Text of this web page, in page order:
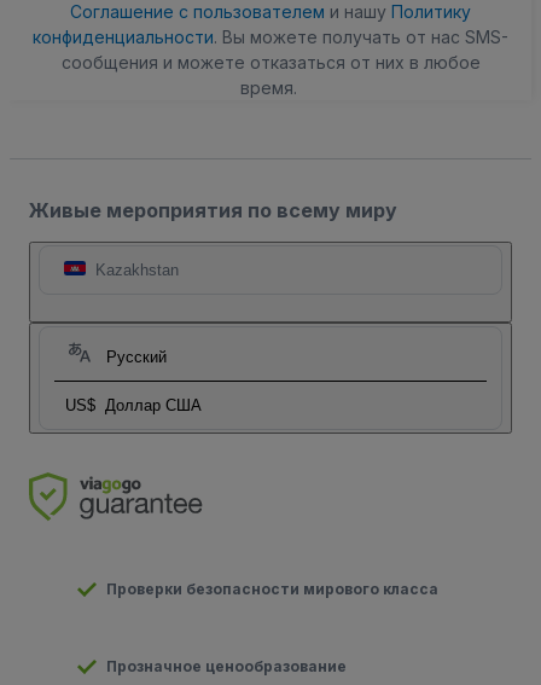
Соглашение с пользователем и нашу Политику
конфиденциальности. Вы можете получать от нас SMS-
сообщения и можете отказаться от них в любое
время.
Живые мероприятия по всему миру
Kazakhstan
Русский
US$ Доллар США
Проверки безопасности мирового класса
Прозначное ценообразование